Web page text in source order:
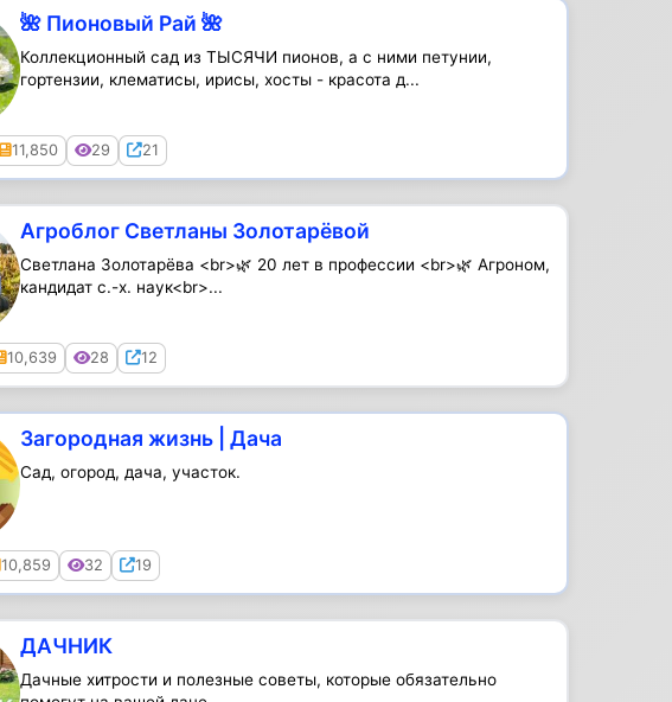
🌺 Пионовый Рай 🌺
Коллекционный сад из ТЫСЯЧИ пионов, а с ними петунии,
гортензии, клематисы, ирисы, хосты - красота д...
11,850 29 21
Агроблог Светланы Золотарёвой
Светлана Золотарёва <br>🌿 20 лет в профессии <br>🌿 Агроном,
кандидат с.-х. наук<br>...
10,639 28 12
Загородная жизнь | Дача
Сад, огород, дача, участок.
10,859 32 19
ДАЧНИК
Дачные хитрости и полезные советы, которые обязательно